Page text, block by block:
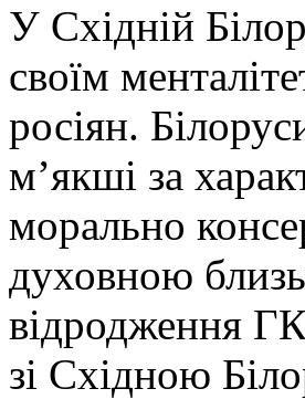
У Східній
своїм
росіян.
м’якші за
морально
духовною
відродження
зі Східною